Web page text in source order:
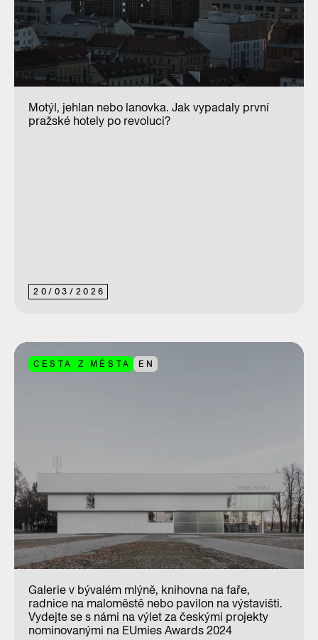
20/ 03/ 2026
Motýl, jehlan nebo lanovka. Jak vypadaly první
pražské hotely po revoluci?
CESTA Z MĚSTA EN
Galerie v bývalém mlýně, knihovna na faře,
radnice na maloměstě nebo pavilon na výstavišti.
Vydejte se s námi na výlet za českými projekty
nominovanými na EUmies Awards 2024